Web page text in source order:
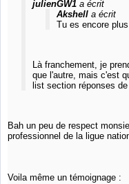
julienGW1a écrit
Akshell a écrit
Tu es encore
Là franchement, je
que l'autre, mais c'est
list section réponses
Bah un peu de respect
professionnel de la ligue
Voila même un témoignage :